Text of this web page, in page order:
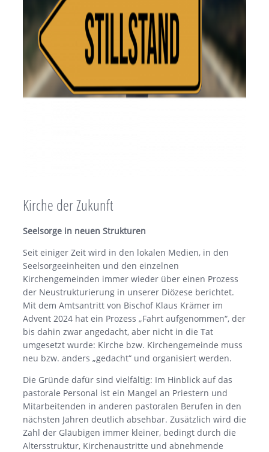
Kirche der Zukunft
Seelsorge in neuen Strukturen
Seit einiger Zeit wird in den lokalen Medien, in den
Seelsorgeeinheiten und den einzelnen
Kirchengemeinden immer wieder über einen Prozess
der Neustrukturierung in unserer Diözese berichtet.
Mit dem Amtsantritt von Bischof Klaus Krämer im
Advent 2024 hat ein Prozess „Fahrt aufgenommen“, der
bis dahin zwar angedacht, aber nicht in die Tat
umgesetzt wurde: Kirche bzw. Kirchengemeinde muss
neu bzw. anders „gedacht“ und organisiert werden.
Die Gründe dafür sind vielfältig: Im Hinblick auf das
pastorale Personal ist ein Mangel an Priestern und
Mitarbeitenden in anderen pastoralen Berufen in den
nächsten Jahren deutlich absehbar. Zusätzlich wird die
Zahl der Gläubigen immer kleiner, bedingt durch die
Altersstruktur, Kirchenaustritte und abnehmende